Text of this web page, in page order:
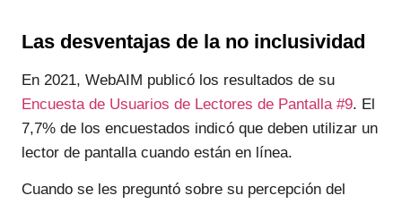
Las desventajas de la no inclusividad
En 2021, WebAIM publicó los resultados de su
Encuesta de Usuarios de Lectores de Pantalla #9. El
7,7% de los encuestados indicó que deben utilizar un
lector de pantalla cuando están en línea.
Cuando se les preguntó sobre su percepción del